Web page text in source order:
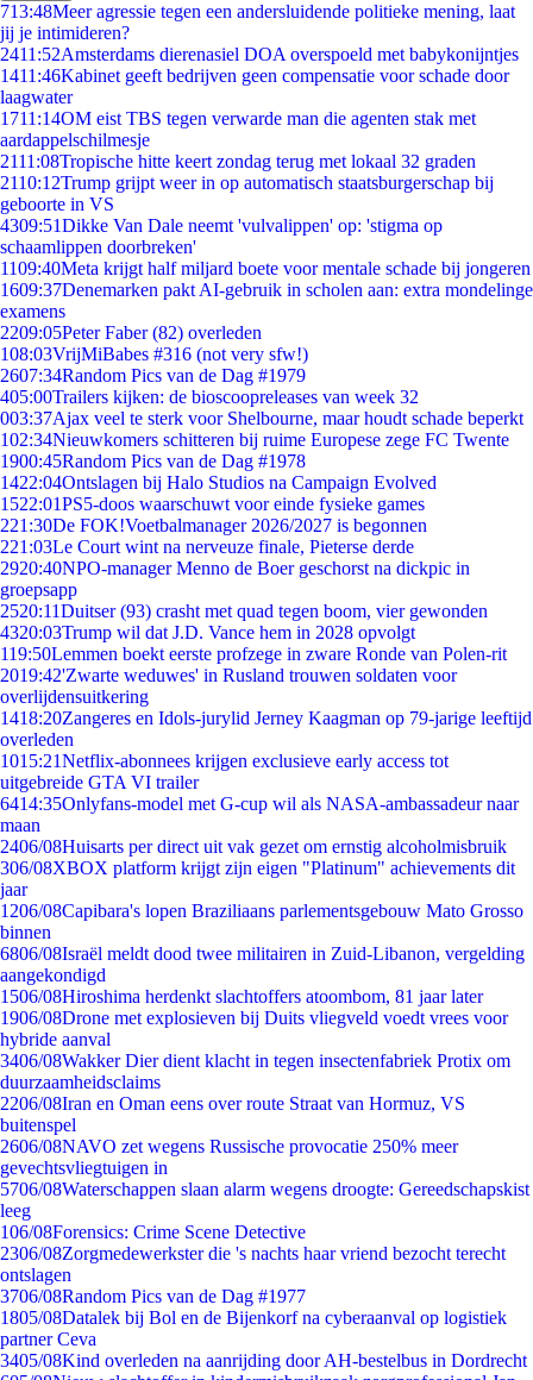
713:48Meer agressie tegen een andersluidende politieke mening, laat
jij je intimideren?
2411:52Amsterdams dierenasiel DOA overspoeld met babykonijntjes
1411:46Kabinet geeft bedrijven geen compensatie voor schade door
laagwater
1711:14OM eist TBS tegen verwarde man die agenten stak met
aardappelschilmesje
2111:08Tropische hitte keert zondag terug met lokaal 32 graden
2110:12Trump grijpt weer in op automatisch staatsburgerschap bij
geboorte in VS
4309:51Dikke Van Dale neemt 'vulvalippen' op: 'stigma op
schaamlippen doorbreken'
1109:40Meta krijgt half miljard boete voor mentale schade bij jongeren
1609:37Denemarken pakt AI-gebruik in scholen aan: extra mondelinge
examens
2209:05Peter Faber (82) overleden
108:03VrijMiBabes #316 (not very sfw!)
2607:34Random Pics van de Dag #1979
405:00Trailers kijken: de bioscoopreleases van week 32
003:37Ajax veel te sterk voor Shelbourne, maar houdt schade beperkt
102:34Nieuwkomers schitteren bij ruime Europese zege FC Twente
1900:45Random Pics van de Dag #1978
1422:04Ontslagen bij Halo Studios na Campaign Evolved
1522:01PS5-doos waarschuwt voor einde fysieke games
221:30De FOK!Voetbalmanager 2026/2027 is begonnen
221:03Le Court wint na nerveuze finale, Pieterse derde
2920:40NPO-manager Menno de Boer geschorst na dickpic in
groepsapp
2520:11Duitser (93) crasht met quad tegen boom, vier gewonden
4320:03Trump wil dat J.D. Vance hem in 2028 opvolgt
119:50Lemmen boekt eerste profzege in zware Ronde van Polen-rit
2019:42'Zwarte weduwes' in Rusland trouwen soldaten voor
overlijdensuitkering
1418:20Zangeres en Idols-jurylid Jerney Kaagman op 79-jarige leeftijd
overleden
1015:21Netflix-abonnees krijgen exclusieve early access tot
uitgebreide GTA VI trailer
6414:35Onlyfans-model met G-cup wil als NASA-ambassadeur naar
maan
2406/08Huisarts per direct uit vak gezet om ernstig alcoholmisbruik
306/08XBOX platform krijgt zijn eigen "Platinum" achievements dit
jaar
1206/08Capibara's lopen Braziliaans parlementsgebouw Mato Grosso
binnen
6806/08Israël meldt dood twee militairen in Zuid-Libanon, vergelding
aangekondigd
1506/08Hiroshima herdenkt slachtoffers atoombom, 81 jaar later
1906/08Drone met explosieven bij Duits vliegveld voedt vrees voor
hybride aanval
3406/08Wakker Dier dient klacht in tegen insectenfabriek Protix om
duurzaamheidsclaims
2206/08Iran en Oman eens over route Straat van Hormuz, VS
buitenspel
2606/08NAVO zet wegens Russische provocatie 250% meer
gevechtsvliegtuigen in
5706/08Waterschappen slaan alarm wegens droogte: Gereedschapskist
leeg
106/08Forensics: Crime Scene Detective
2306/08Zorgmedewerkster die 's nachts haar vriend bezocht terecht
ontslagen
3706/08Random Pics van de Dag #1977
1805/08Datalek bij Bol en de Bijenkorf na cyberaanval op logistiek
partner Ceva
3405/08Kind overleden na aanrijding door AH-bestelbus in Dordrecht